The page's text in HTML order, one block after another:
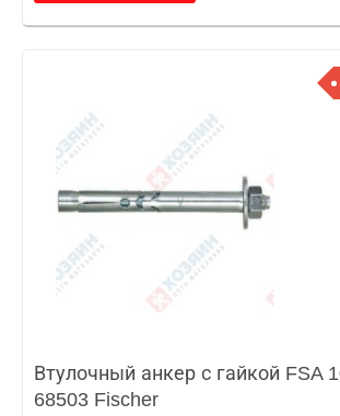
Втулочный анкер с гайкой FSA
68503 Fischer